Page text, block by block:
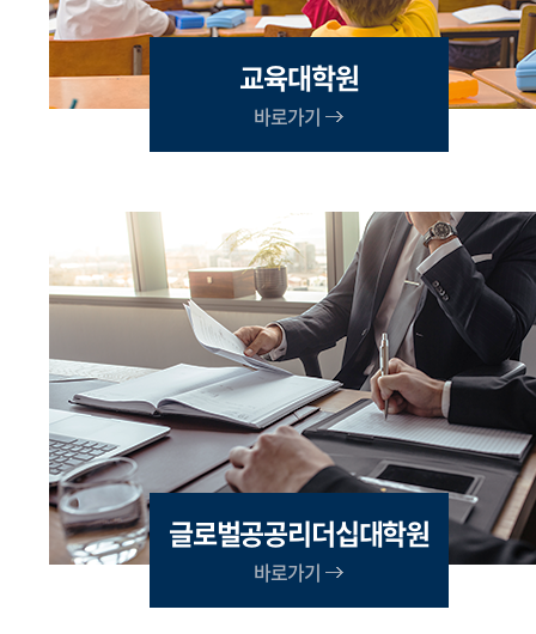
교육대학원
바로가기
글로벌공공리더십대학원
바로가기